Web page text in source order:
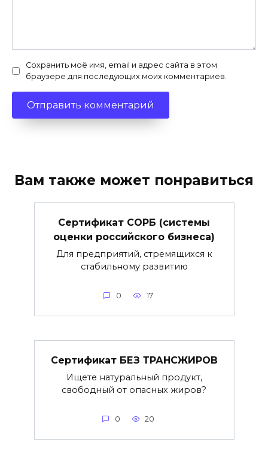
Сохранить моё имя, email и адрес сайта в этом
браузере для последующих моих комментариев.
Вам также может понравиться
Сертификат СОРБ (системы
оценки российского бизнеса)
Для предприятий, стремящихся к
стабильному развитию
0 17
Сертификат БЕЗ ТРАНСЖИРОВ
Ищете натуральный продукт,
свободный от опасных жиров?
0 20